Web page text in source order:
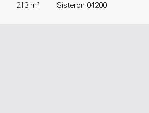
213 m² Sisteron 04200